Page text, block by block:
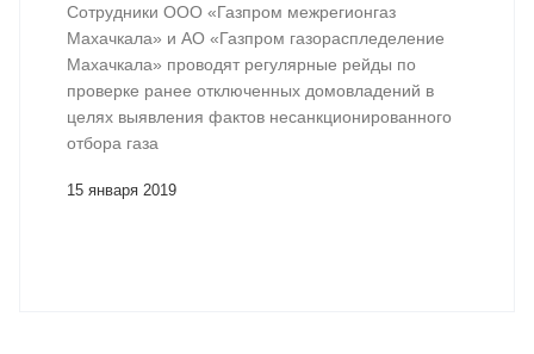
Сотрудники ООО «Газпром межрегионгаз
Махачкала» и АО «Газпром газораспледеление
Махачкала» проводят регулярные рейды по
проверке ранее отключенных домовладений в
целях выявления фактов несанкционированного
отбора газа
15 января 2019